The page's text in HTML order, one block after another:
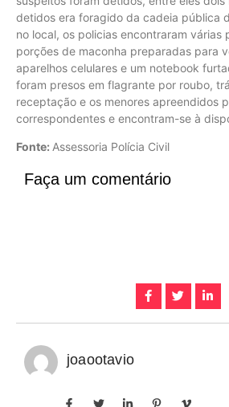
detidos era foragido da cadeia pública
no local, os policias encontraram várias
porções de maconha preparadas para
aparelhos celulares e um notebook
foram presos em flagrante por roubo,
receptação e os menores apreendidos
correspondentes e encontram-se à
Fonte: Assessoria Polícia Civil
Faça um comentário
joaootavio